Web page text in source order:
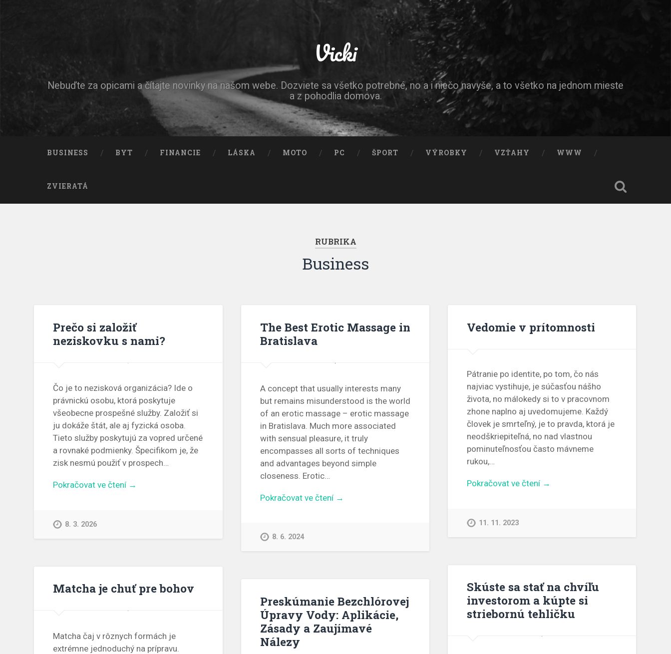
Vicki
Nebuďte za opicami a čítajte novinky na našom webe. Dozviete sa všetko potrebné, no a i niečo navyše, a to všetko na jednom mieste
a z pohodlia domova.
BUSINESS BYT FINANCIE LÁSKA MOTO PC ŠPORT VÝROBKY VZŤAHY WWW
ZVIERATÁ
RUBRIKA
Business
Prečo si založiť
neziskovku s nami?
Čo je to nezisková organizácia? Ide o
právnickú osobu, ktorá poskytuje
všeobecne prospešné služby. Založiť si
ju dokáže štát, ale aj fyzická osoba.
Tieto služby poskytujú za vopred určené
a rovnaké podmienky. Špecifikom je, že
zisk nesmú použiť v prospech…
Pokračovat ve čtení →
8. 3. 2026
The Best Erotic Massage in
Bratislava
A concept that usually interests many
but remains misunderstood is the world
of an erotic massage – erotic massage
in Bratislava. Much more associated
with sensual pleasure, it truly
encompasses all sorts of techniques
and advantages beyond simple
closeness. Erotic…
Pokračovat ve čtení →
8. 6. 2024
Vedomie v prítomnosti
Pátranie po identite, po tom, čo nás
najviac vystihuje, je súčasťou nášho
života, no málokedy si to v pracovnom
zhone naplno aj uvedomujeme. Každý
človek je smrteľný, je to pravda, ktorá je
neodškriepiteľná, no nad vlastnou
pominuteľnosťou často mávneme
rukou,…
Pokračovat ve čtení →
11. 11. 2023
Skúste sa stať na chvíľu
investorom a kúpte si
striebornú tehličku
Matcha je chuť pre bohov
Matcha čaj v rôznych formách je
extrémne jednoduchý na prípravu.
Preskúmanie Bezchlórovej
Úpravy Vody: Aplikácie,
Zásady a Zaujímavé
Nálezy